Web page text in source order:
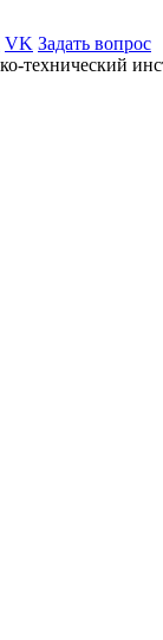
VK Задать вопрос